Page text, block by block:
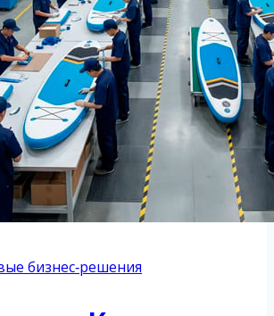
бизнес‑решения